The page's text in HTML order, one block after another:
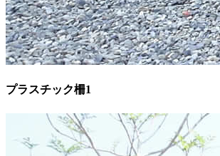
プラスチック柵1